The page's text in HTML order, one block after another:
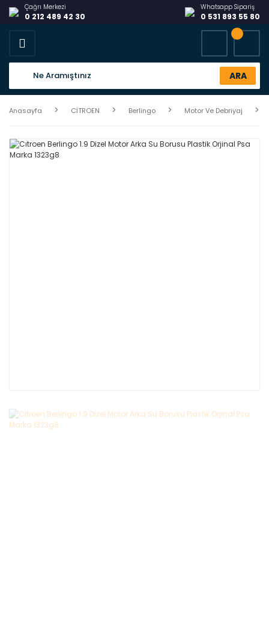
Çağrı Merkezi
0 212 489 42 30
Whatsapp Sipariş
0 531 893 55 80
ARA
Anasayfa CİTROEN Berlingo Motor Ve Debriyaj